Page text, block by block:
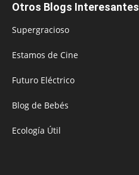
Otros Blogs Interesantes
Supergracioso
Estamos de Cine
Futuro Eléctrico
Blog de Bebés
Ecología Útil